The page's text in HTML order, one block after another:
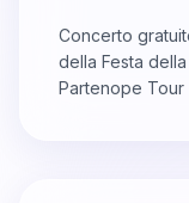
Concerto
della Festa
Partenope Tour